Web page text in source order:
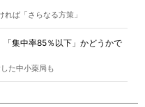
ば「さらなる方策」
「集中率85％以下」かどうかで
た中小薬局も